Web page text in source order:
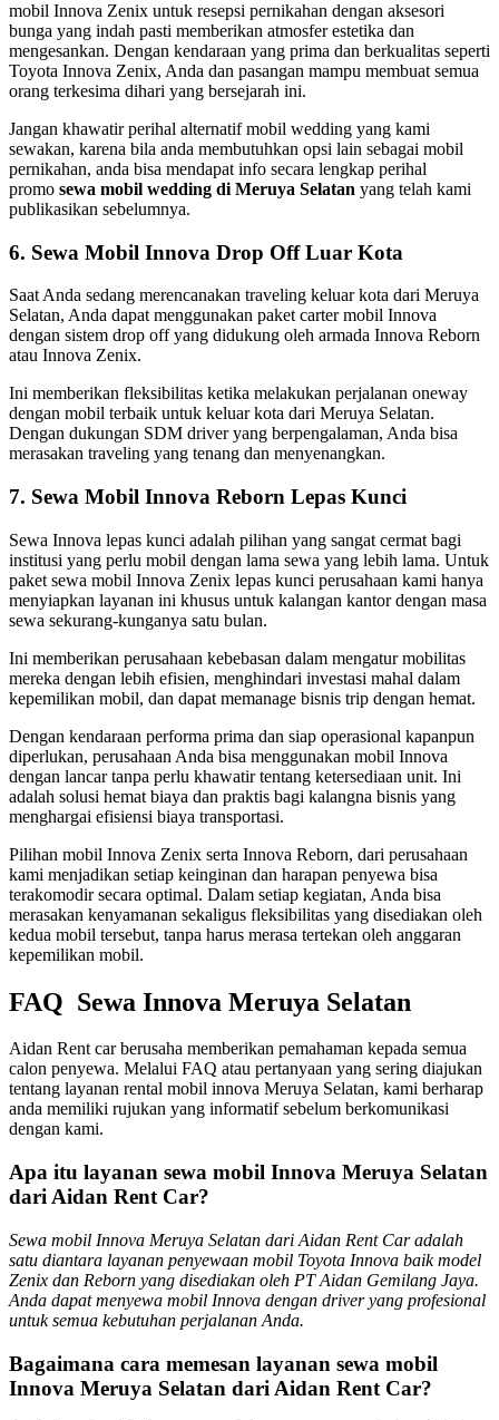
mobil Innova Zenix untuk resepsi pernikahan dengan aksesori
bunga yang indah pasti memberikan atmosfer estetika dan
mengesankan. Dengan kendaraan yang prima dan berkualitas seperti
Toyota Innova Zenix, Anda dan pasangan mampu membuat semua
orang terkesima dihari yang bersejarah ini.
Jangan khawatir perihal alternatif mobil wedding yang kami
sewakan, karena bila anda membutuhkan opsi lain sebagai mobil
pernikahan, anda bisa mendapat info secara lengkap perihal
promo sewa mobil wedding di Meruya Selatan yang telah kami
publikasikan sebelumnya.
6. Sewa Mobil Innova Drop Off Luar Kota
Saat Anda sedang merencanakan traveling keluar kota dari Meruya
Selatan, Anda dapat menggunakan paket carter mobil Innova
dengan sistem drop off yang didukung oleh armada Innova Reborn
atau Innova Zenix.
Ini memberikan fleksibilitas ketika melakukan perjalanan oneway
dengan mobil terbaik untuk keluar kota dari Meruya Selatan.
Dengan dukungan SDM driver yang berpengalaman, Anda bisa
merasakan traveling yang tenang dan menyenangkan.
7. Sewa Mobil Innova Reborn Lepas Kunci
Sewa Innova lepas kunci adalah pilihan yang sangat cermat bagi
institusi yang perlu mobil dengan lama sewa yang lebih lama. Untuk
paket sewa mobil Innova Zenix lepas kunci perusahaan kami hanya
menyiapkan layanan ini khusus untuk kalangan kantor dengan masa
sewa sekurang-kunganya satu bulan.
Ini memberikan perusahaan kebebasan dalam mengatur mobilitas
mereka dengan lebih efisien, menghindari investasi mahal dalam
kepemilikan mobil, dan dapat memanage bisnis trip dengan hemat.
Dengan kendaraan performa prima dan siap operasional kapanpun
diperlukan, perusahaan Anda bisa menggunakan mobil Innova
dengan lancar tanpa perlu khawatir tentang ketersediaan unit. Ini
adalah solusi hemat biaya dan praktis bagi kalangna bisnis yang
menghargai efisiensi biaya transportasi.
Pilihan mobil Innova Zenix serta Innova Reborn, dari perusahaan
kami menjadikan setiap keinginan dan harapan penyewa bisa
terakomodir secara optimal. Dalam setiap kegiatan, Anda bisa
merasakan kenyamanan sekaligus fleksibilitas yang disediakan oleh
kedua mobil tersebut, tanpa harus merasa tertekan oleh anggaran
kepemilikan mobil.
FAQ Sewa Innova Meruya Selatan
Aidan Rent car berusaha memberikan pemahaman kepada semua
calon penyewa. Melalui FAQ atau pertanyaan yang sering diajukan
tentang layanan rental mobil innova Meruya Selatan, kami berharap
anda memiliki rujukan yang informatif sebelum berkomunikasi
dengan kami.
Apa itu layanan sewa mobil Innova Meruya Selatan
dari Aidan Rent Car?
Sewa mobil Innova Meruya Selatan dari Aidan Rent Car adalah
satu diantara layanan penyewaan mobil Toyota Innova baik model
Zenix dan Reborn yang disediakan oleh PT Aidan Gemilang Jaya.
Anda dapat menyewa mobil Innova dengan driver yang profesional
untuk semua kebutuhan perjalanan Anda.
Bagaimana cara memesan layanan sewa mobil
Innova Meruya Selatan dari Aidan Rent Car?